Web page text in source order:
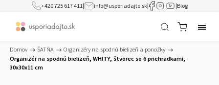
+420 725 617 411| info@usporiadajto.sk| |Blog
Domov / ŠATŇA / Organizéry na spodnú bielizeň a ponožky /
Organizér na spodnú bielizeň, WHITY, štvorec so 6 priehradkami,
30x30x11 cm